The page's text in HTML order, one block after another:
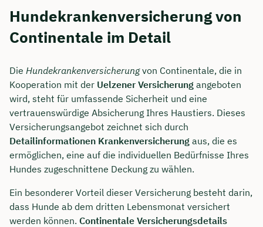
Hundekrankenversicherung von
Continentale im Detail
Die Hundekrankenversicherungvon Continentale, die in
Kooperation mit der Uelzener Versicherung angeboten
wird, steht für umfassende Sicherheit und eine
vertrauenswürdige Absicherung Ihres Haustiers. Dieses
Versicherungsangebot zeichnet sich durch
Detailinformationen Krankenversicherung aus, die es
ermöglichen, eine auf die individuellen Bedürfnisse Ihres
Hundes zugeschnittene Deckung zu wählen.
Ein besonderer Vorteil dieser Versicherung besteht darin,
dass Hunde ab dem dritten Lebensmonat versichert
werden können. Continentale Versicherungsdetails